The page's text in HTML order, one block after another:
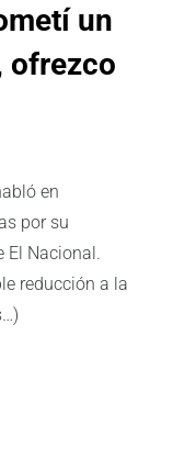
un
ofrezco
en
por su
El Nacional.
reducción a la